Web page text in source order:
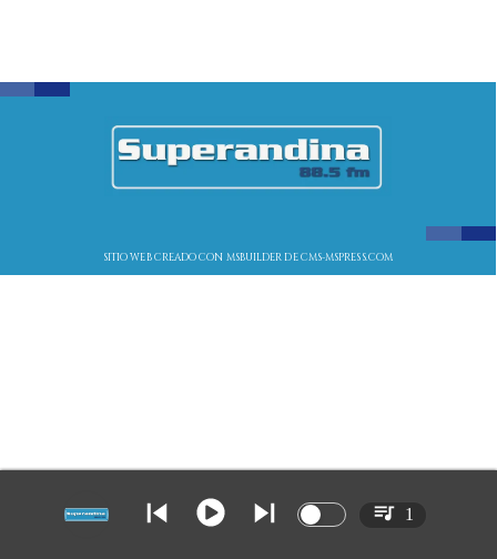
SITIO WEB CREADO CON MSBUILDER DE CMS-MSPRESS.COM
1